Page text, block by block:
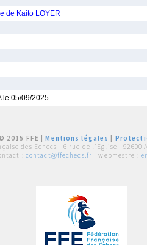
de Kaito LOYER
le 05/09/2025
2015 FFE |Mentions légales
des Echecs | 6 rue de l'Eglise | 92600
: contact@ffechecs.fr | webmestre :